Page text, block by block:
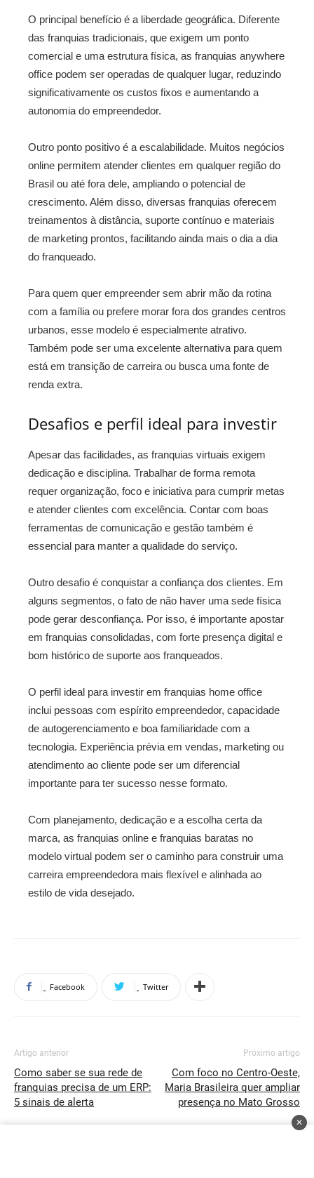
O principal benefício é a liberdade geográfica. Diferente
das franquias tradicionais, que exigem um ponto
comercial e uma estrutura física, as franquias anywhere
office podem ser operadas de qualquer lugar, reduzindo
significativamente os custos fixos e aumentando a
autonomia do empreendedor.
Outro ponto positivo é a escalabilidade. Muitos negócios
online permitem atender clientes em qualquer região do
Brasil ou até fora dele, ampliando o potencial de
crescimento. Além disso, diversas franquias oferecem
treinamentos à distância, suporte contínuo e materiais
de marketing prontos, facilitando ainda mais o dia a dia
do franqueado.
Para quem quer empreender sem abrir mão da rotina
com a família ou prefere morar fora dos grandes centros
urbanos, esse modelo é especialmente atrativo.
Também pode ser uma excelente alternativa para quem
está em transição de carreira ou busca uma fonte de
renda extra.
Desafios e perfil ideal para investir
Apesar das facilidades, as franquias virtuais exigem
dedicação e disciplina. Trabalhar de forma remota
requer organização, foco e iniciativa para cumprir metas
e atender clientes com excelência. Contar com boas
ferramentas de comunicação e gestão também é
essencial para manter a qualidade do serviço.
Outro desafio é conquistar a confiança dos clientes. Em
alguns segmentos, o fato de não haver uma sede física
pode gerar desconfiança. Por isso, é importante apostar
em franquias consolidadas, com forte presença digital e
bom histórico de suporte aos franqueados.
O perfil ideal para investir em franquias home office
inclui pessoas com espírito empreendedor, capacidade
de autogerenciamento e boa familiaridade com a
tecnologia. Experiência prévia em vendas, marketing ou
atendimento ao cliente pode ser um diferencial
importante para ter sucesso nesse formato.
Com planejamento, dedicação e a escolha certa da
marca, as franquias online e franquias baratas no
modelo virtual podem ser o caminho para construir uma
carreira empreendedora mais flexível e alinhada ao
estilo de vida desejado.
Facebook Twitter
Artigo anterior
Como saber se sua rede de
franquias precisa de um ERP:
5 sinais de alerta
Próximo artigo
Com foco no Centro-Oeste,
Maria Brasileira quer ampliar
presença no Mato Grosso
✕